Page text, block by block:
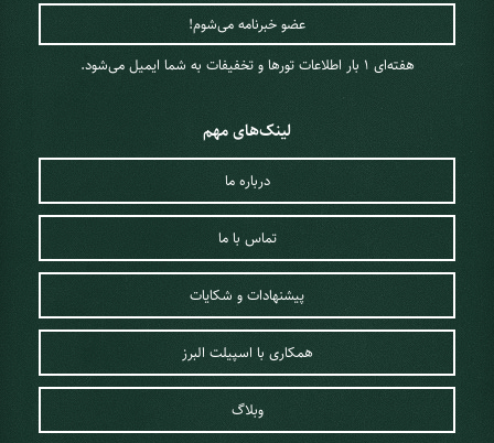
هفته‌ای 1 ‌بار اطلاعات تورها و تخفیفات به شما ایمیل می‌شود.
لینک‌های مهم
درباره ما
تماس با ما
پیشنهادات و شکایات
همکاری با اسپیلت البرز
وبلاگ